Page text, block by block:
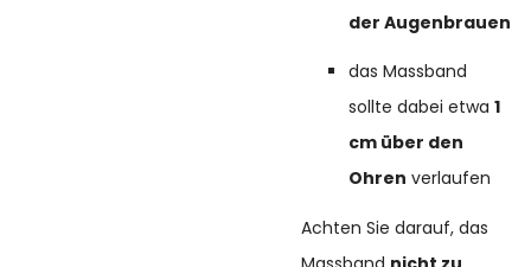
der Augenbrauen
das Massband
sollte dabei etwa1
cm über den
Ohren verlaufen
Achten Sie darauf, das